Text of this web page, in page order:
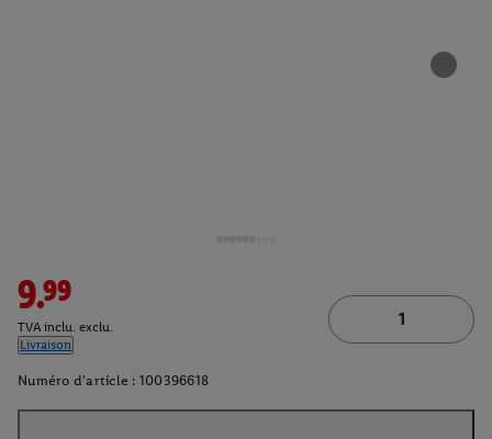
9.99
TVA inclu. exclu.
Livraison
Numéro d'article : 100396618